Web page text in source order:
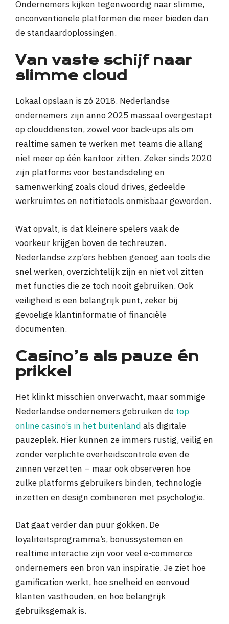
Ondernemers kijken tegenwoordig naar slimme,
onconventionele platformen die meer bieden dan
de standaardoplossingen.
Van vaste schijf naar
slimme cloud
Lokaal opslaan is zó 2018. Nederlandse
ondernemers zijn anno 2025 massaal overgestapt
op clouddiensten, zowel voor back-ups als om
realtime samen te werken met teams die allang
niet meer op één kantoor zitten. Zeker sinds 2020
zijn platforms voor bestandsdeling en
samenwerking zoals cloud drives, gedeelde
werkruimtes en notitietools onmisbaar geworden.
Wat opvalt, is dat kleinere spelers vaak de
voorkeur krijgen boven de techreuzen.
Nederlandse zzp’ers hebben genoeg aan tools die
snel werken, overzichtelijk zijn en niet vol zitten
met functies die ze toch nooit gebruiken. Ook
veiligheid is een belangrijk punt, zeker bij
gevoelige klantinformatie of financiële
documenten.
Casino’s als pauze én
prikkel
Het klinkt misschien onverwacht, maar sommige
Nederlandse ondernemers gebruiken de top
online casino’s in het buitenland als digitale
pauzeplek. Hier kunnen ze immers rustig, veilig en
zonder verplichte overheidscontrole even de
zinnen verzetten – maar ook observeren hoe
zulke platforms gebruikers binden, technologie
inzetten en design combineren met psychologie.
Dat gaat verder dan puur gokken. De
loyaliteitsprogramma’s, bonussystemen en
realtime interactie zijn voor veel e-commerce
ondernemers een bron van inspiratie. Je ziet hoe
gamification werkt, hoe snelheid en eenvoud
klanten vasthouden, en hoe belangrijk
gebruiksgemak is.